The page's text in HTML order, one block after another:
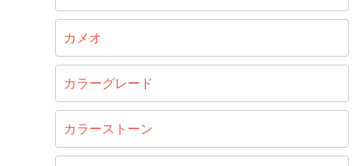
カメオ
カラーグレード
カラーストーン